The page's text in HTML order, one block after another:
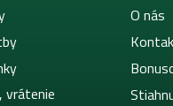
vrátenie
O nás